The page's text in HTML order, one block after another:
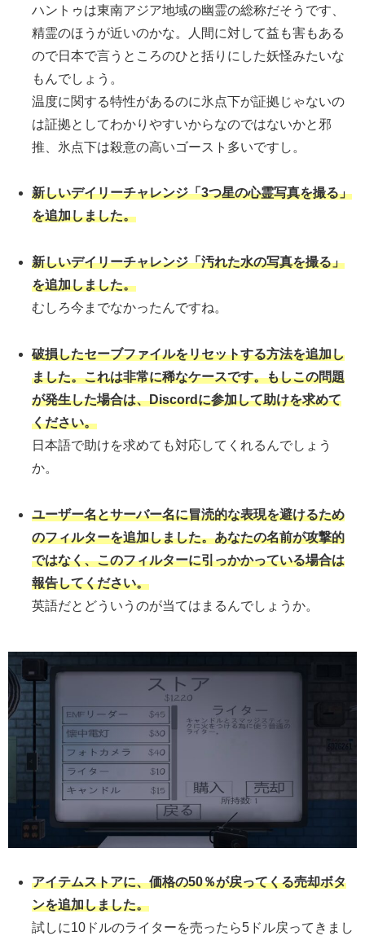
ハントゥは東南アジア地域の幽霊の総称だそうです、
精霊のほうが近いのかな。人間に対して益も害もある
ので日本で言うところのひと括りにした妖怪みたいな
もんでしょう。
温度に関する特性があるのに氷点下が証拠じゃないの
は証拠としてわかりやすいからなのではないかと邪
推、氷点下は殺意の高いゴースト多いですし。
新しいデイリーチャレンジ「3つ星の心霊写真を撮る」
を追加しました。
新しいデイリーチャレンジ「汚れた水の写真を撮る」
を追加しました。
むしろ今までなかったんですね。
破損したセーブファイルをリセットする方法を追加し
ました。これは非常に稀なケースです。もしこの問題
が発生した場合は、Discordに参加して助けを求めて
ください。
日本語で助けを求めても対応してくれるんでしょう
か。
ユーザー名とサーバー名に冒涜的な表現を避けるため
のフィルターを追加しました。あなたの名前が攻撃的
ではなく、このフィルターに引っかかっている場合は
報告してください。
英語だとどういうのが当てはまるんでしょうか。
アイテムストアに、価格の50％が戻ってくる売却ボタ
ンを追加しました。
試しに10ドルのライターを売ったら5ドル戻ってきまし